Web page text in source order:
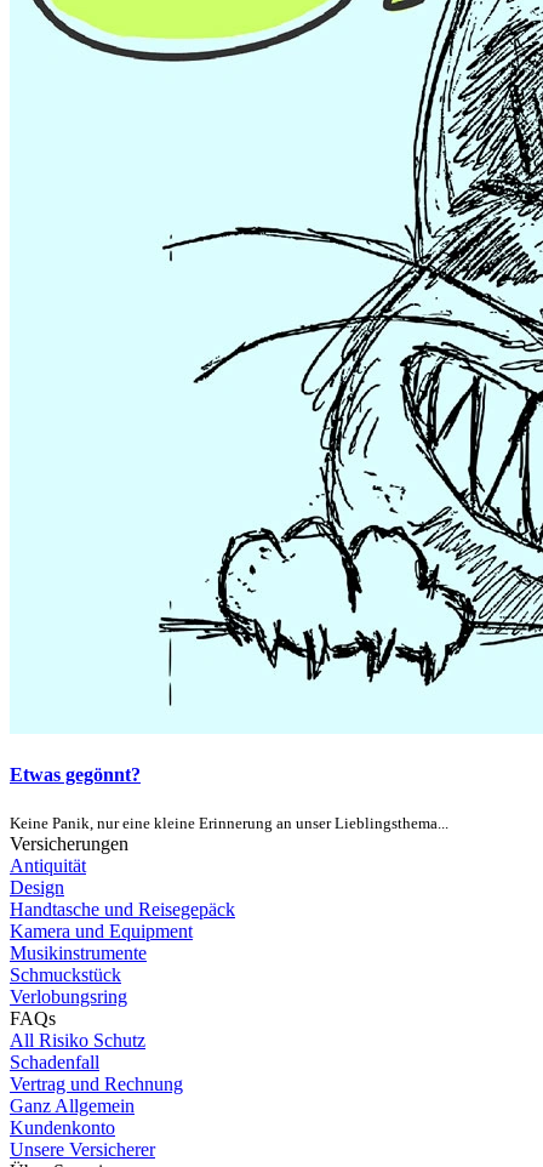
Etwas gegönnt?
Keine Panik, nur eine kleine Erinnerung an unser Lieblingsthema...
Versicherungen
Antiquität
Design
Handtasche und Reisegepäck
Kamera und Equipment
Musikinstrumente
Schmuckstück
Verlobungsring
FAQs
All Risiko Schutz
Schadenfall
Vertrag und Rechnung
Ganz Allgemein
Kundenkonto
Unsere Versicherer